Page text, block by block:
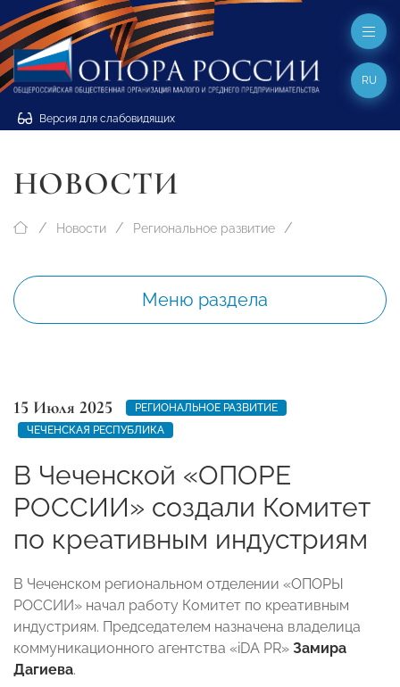
Версия для слабовидящих
RU
НОВОСТИ
Новости Региональное развитие
Меню раздела
15 Июля 2025
РЕГИОНАЛЬНОЕ РАЗВИТИЕ
ЧЕЧЕНСКАЯ РЕСПУБЛИКА
В Чеченской «ОПОРЕ
РОССИИ» создали Комитет
по креативным индустриям
В Чеченском региональном отделении «ОПОРЫ
РОССИИ» начал работу Комитет по креативным
индустриям. Председателем назначена владелица
коммуникационного агентства «iDA PR» Замира
Дагиева.